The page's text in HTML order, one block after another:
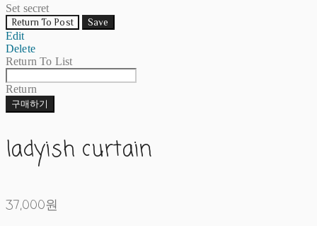
Set secret
Return To Post Save
Edit
Delete
Return To List
Return
구매하기
ladyish curtain
37,000원